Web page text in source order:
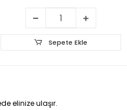
Sepete Ekle
elinize ulaşır.